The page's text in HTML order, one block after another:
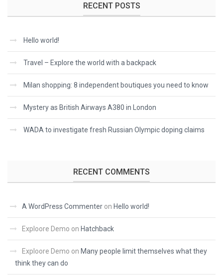
RECENT POSTS
Hello world!
Travel – Explore the world with a backpack
Milan shopping: 8 independent boutiques you need to know
Mystery as British Airways A380 in London
WADA to investigate fresh Russian Olympic doping claims
RECENT COMMENTS
A WordPress Commenter on Hello world!
Exploore Demo on Hatchback
Exploore Demo on Many people limit themselves what they
think they can do